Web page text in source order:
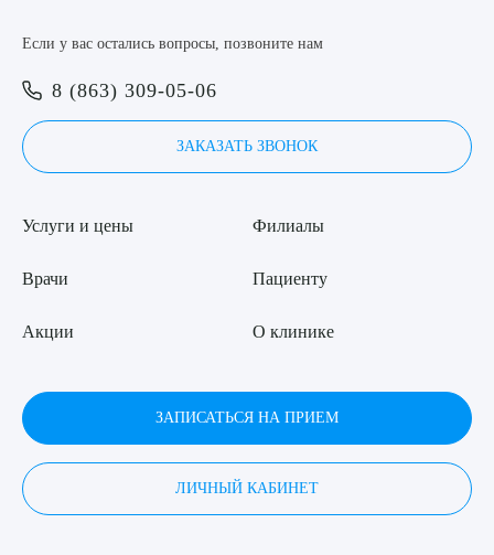
Если у вас остались вопросы, позвоните нам
8 (863) 309-05-06
ЗАКАЗАТЬ ЗВОНОК
Услуги и цены
Врачи
Акции
Филиалы
Пациенту
О клинике
ЗАПИСАТЬСЯ НА ПРИЕМ
ЛИЧНЫЙ КАБИНЕТ